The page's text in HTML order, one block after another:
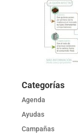
Categorías
Agenda
Ayudas
Campañas